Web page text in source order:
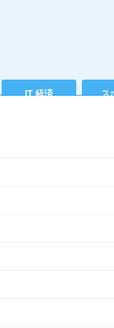
IT 経済 ス